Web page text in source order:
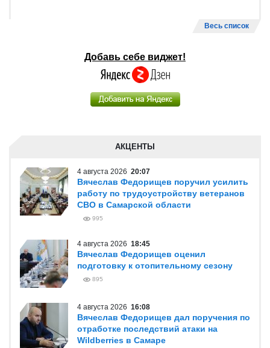
Весь список
Добавь себе виджет!
АКЦЕНТЫ
4 августа 2026 20:07
Вячеслав Федорищев поручил усилить
работу по трудоустройству ветеранов
СВО в Самарской области
995
4 августа 2026 18:45
Вячеслав Федорищев оценил
подготовку к отопительному сезону
895
4 августа 2026 16:08
Вячеслав Федорищев дал поручения по
отработке последствий атаки на
Wildberries в Самаре